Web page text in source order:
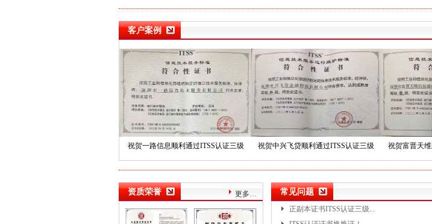
客户案例
祝贺一路信息顺利通过ITSS认证三级 祝贺中兴飞贷顺利通过ITSS认证三级 祝贺富晋天维顺利
资质荣誉 更多… 常见问题
ITSS认证资质成熟度等级...
通过周期ITSS认证运维模...
正副本证书ITSS认证三级...
ITSS认证证书换换证！
ITSS认证证书升级ITS...
ITSS认证资质整改和降级...
ITSS认证证书有效期多久...
通过周期ITSS认证运维模...
正副本证书ITSS认证三级...
ITSS认证证书换换证！